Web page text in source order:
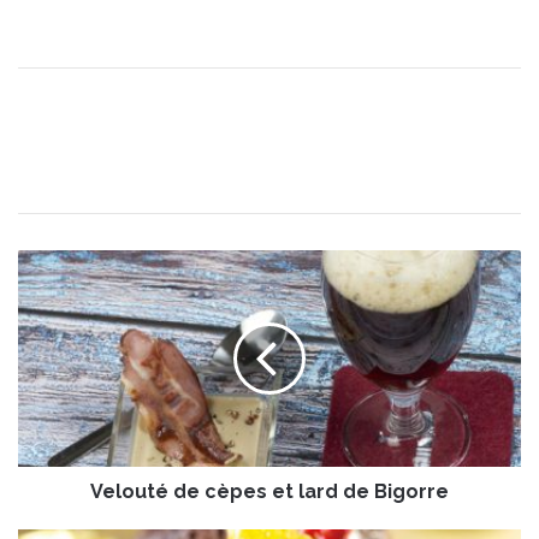
V
e
l
o
u
t
é
d
e
Velouté de cèpes et lard de Bigorre